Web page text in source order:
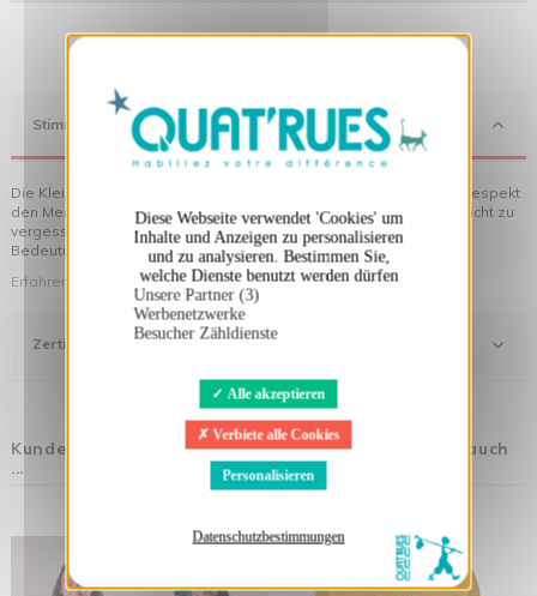
Diese Webseite verwendet 'Cookies' um
Inhalte und Anzeigen zu personalisieren
und zu analysieren. Bestimmen Sie,
welche Dienste benutzt werden dürfen
Unsere Partner (3)
Werbenetzwerke
Besucher Zähldienste
Alle akzeptieren
Verbiete alle Cookies
Personalisieren
Datenschutzbestimmungen
Stimmung
Die Kleidung von Quat'rues besteht aus Bio-Baumwolle, die mit Respekt
den Menschen und ihrer Umwelt gegenüber hergestellt wurde... nicht zu
vergessen die originellen Motive, die Ihrer Kleidung noch mehr
Bedeutung verleihen!
Erfahren Sie mehr über unsere Philosophie
Zertifizierung
Kunden, die diesen Artikel gekauft haben, kauften auch
...